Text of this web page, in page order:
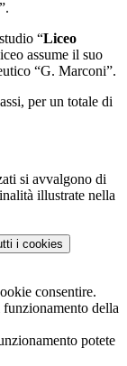
”.
“Liceo
assume il suo
“G. Marconi”.
per un totale di
si avvalgono di
illustrate nella
i cookies
consentire.
della
potete